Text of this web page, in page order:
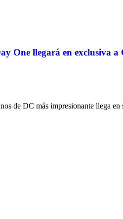
One llegará en exclusiva a
de DC más impresionante llega